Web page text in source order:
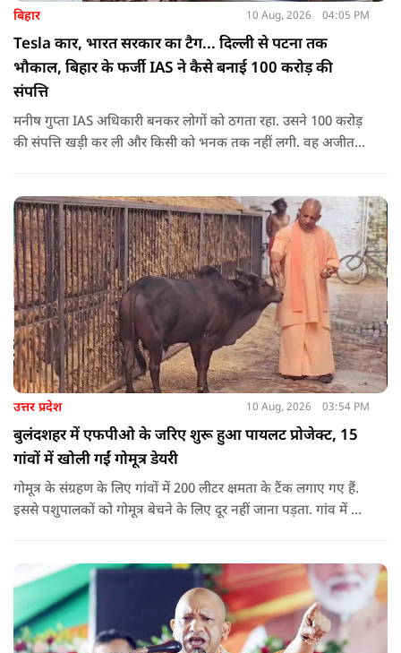
बिहार 10 Aug, 2026 04:05 PM
Tesla कार, भारत सरकार का टैग... दिल्ली से पटना तक
भौकाल, बिहार के फर्जी IAS ने कैसे बनाई 100 करोड़ की
संपत्ति
मनीष गुप्ता IAS अधिकारी बनकर लोगों को ठगता रहा. उसने 100 करोड़
की संपत्ति खड़ी कर ली और किसी को भनक तक नहीं लगी. वह अजीत
उत्तर प्रदेश 10 Aug, 2026 03:54 PM
बुलंदशहर में एफपीओ के जरिए शुरू हुआ पायलट प्रोजेक्ट, 15
गांवों में खोली गईं गोमूत्र डेयरी
गोमूत्र के संग्रहण के लिए गांवों में 200 लीटर क्षमता के टैंक लगाए गए हैं.
इससे पशुपालकों को गोमूत्र बेचने के लिए दूर नहीं जाना पड़ता. गांव में ही
आसान हुआ है.